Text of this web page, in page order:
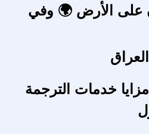
على الأرض 🌍 وفي
خدمات الترجمة